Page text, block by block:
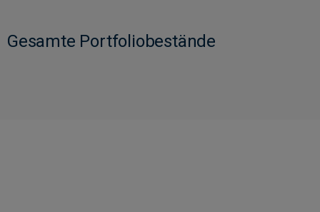
Gesamte Portfoliobestände